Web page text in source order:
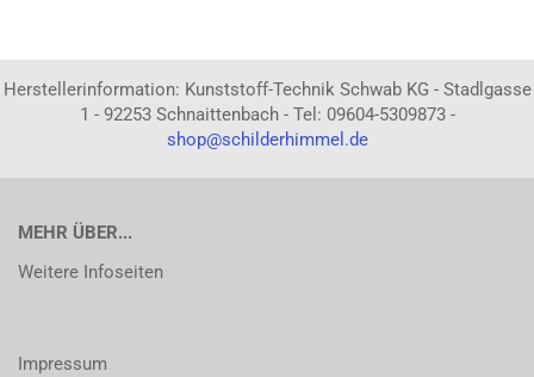
Herstellerinformation: Kunststoff-Technik Schwab KG - Stadlgasse
1 - 92253 Schnaittenbach - Tel: 09604-5309873 -
shop@schilderhimmel.de
MEHR ÜBER...
Weitere Infoseiten
Impressum